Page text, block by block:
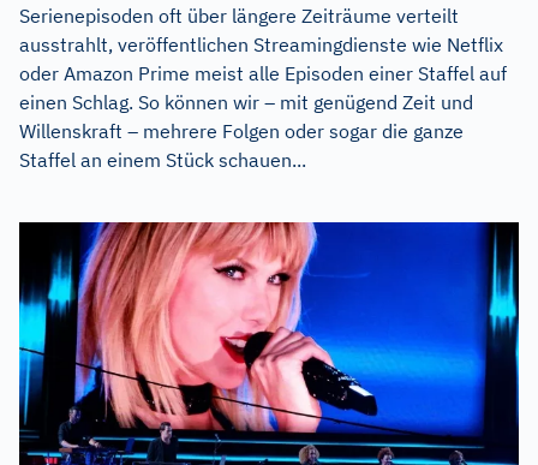
Serienepisoden oft über längere Zeiträume verteilt
ausstrahlt, veröffentlichen Streamingdienste wie Netflix
oder Amazon Prime meist alle Episoden einer Staffel auf
einen Schlag. So können wir – mit genügend Zeit und
Willenskraft – mehrere Folgen oder sogar die ganze
Staffel an einem Stück schauen...